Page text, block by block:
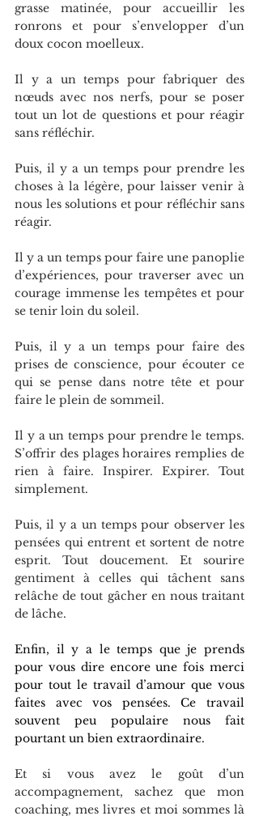
grasse matinée, pour accueillir les
ronrons et pour s’envelopper d’un
doux cocon moelleux.
Il y a un temps pour fabriquer des
nœuds avec nos nerfs, pour se poser
tout un lot de questions et pour réagir
sans réfléchir.
Puis, il y a un temps pour prendre les
choses à la légère, pour laisser venir à
nous les solutions et pour réfléchir sans
réagir.
Il y a un temps pour faire une panoplie
d’expériences, pour traverser avec un
courage immense les tempêtes et pour
se tenir loin du soleil.
Puis, il y a un temps pour faire des
prises de conscience, pour écouter ce
qui se pense dans notre tête et pour
faire le plein de sommeil.
Il y a un temps pour prendre le temps.
S’offrir des plages horaires remplies de
rien à faire. Inspirer. Expirer. Tout
simplement.
Puis, il y a un temps pour observer les
pensées qui entrent et sortent de notre
esprit. Tout doucement. Et sourire
gentiment à celles qui tâchent sans
relâche de tout gâcher en nous traitant
de lâche.
Enfin, il y a le temps que je prends
pour vous dire encore une fois merci
pour tout le travail d’amour que vous
faites avec vos pensées. Ce travail
souvent peu populaire nous fait
pourtant un bien extraordinaire.
Et si vous avez le goût d’un
accompagnement, sachez que mon
coaching, mes livres et moi sommes là